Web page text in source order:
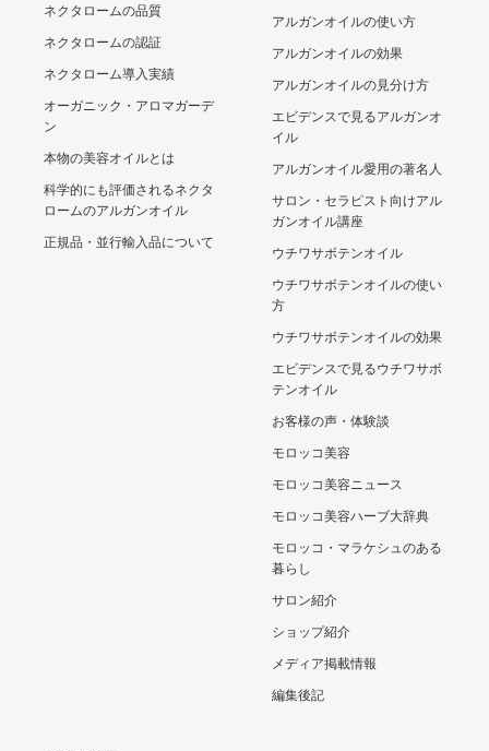
ネクタロームの品質
ネクタロームの認証
ネクタローム導入実績
オーガニック・アロマガーデ
ン
本物の美容オイルとは
科学的にも評価されるネクタ
ロームのアルガンオイル
正規品・並行輸入品について
アルガンオイルの使い方
アルガンオイルの効果
アルガンオイルの見分け方
エビデンスで見るアルガンオ
イル
アルガンオイル愛用の著名人
サロン・セラピスト向けアル
ガンオイル講座
ウチワサボテンオイル
ウチワサボテンオイルの使い
方
ウチワサボテンオイルの効果
エビデンスで見るウチワサボ
テンオイル
お客様の声・体験談
モロッコ美容
モロッコ美容ニュース
モロッコ美容ハーブ大辞典
モロッコ・マラケシュのある
暮らし
サロン紹介
ショップ紹介
メディア掲載情報
編集後記